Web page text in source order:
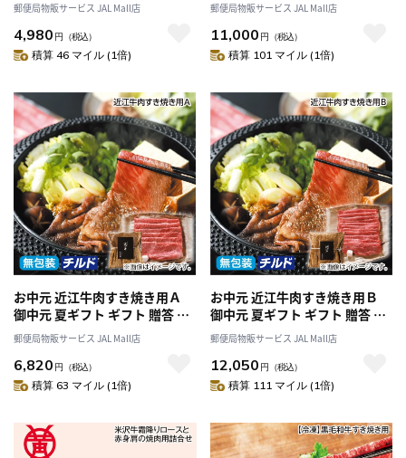
郵便局物販サービス JAL Mall店
4,980 円 （税込）
積算 46 マイル (1倍)
郵便局物販サービス JAL Mall店
11,000 円 （税込）
積算 101 マイル (1倍)
お中元 近江牛肉すき焼き用Ａ
御中元 夏ギフト ギフト 贈答 プ
レゼント 送料込み
郵便局物販サービス JAL Mall店
6,820 円 （税込）
積算 63 マイル (1倍)
お中元 近江牛肉すき焼き用Ｂ
御中元 夏ギフト ギフト 贈答 プ
レゼント 送料込み
郵便局物販サービス JAL Mall店
12,050 円 （税込）
積算 111 マイル (1倍)